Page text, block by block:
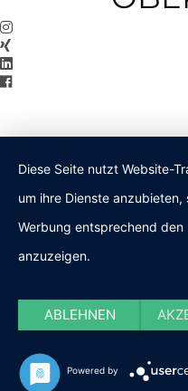
Diese Seite nutzt Website-
um ihre Dienste
Werbung entsprechend
anzuzeigen.
ABLEHNEN
Powered by